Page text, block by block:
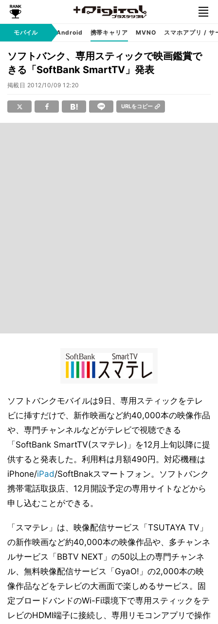
モバイル
iPhone Android 携帯キャリア MVNO スマホアプリ / サ
ソフトバンク、専用スティックで映画鑑賞で
きる「SoftBank SmartTV」発表
掲載日 2012/10/09 12:20
URLをコピー
ソフトバンクモバイルは9日、専用スティックをテレ
ビに挿すだけで、新作映画など約40,000本の映像作品
や、専門チャンネルなどがテレビで視聴できる
「SoftBank SmartTV(スマテレ)」を12月上旬以降に提
供すると発表した。利用料は月額490円。対応機種は
iPhone/iPad/SoftBnakスマートフォン。ソフトバンク
携帯電話取扱店、12月開設予定の専用サイトなどから
申し込むことができる。
「スマテレ」は、映像配信サービス「TSUTAYA TV」
の新作映画など約40,000本の映像作品や、多チャンネ
ルサービス「BBTV NEXT」の50以上の専門チャンネ
ル、無料映像配信サービス「GyaO!」の2,000本の映
像作品などをテレビの大画面で楽しめるサービス。固
定ブロードバンドのWi-Fi環境下で専用スティックをテ
レビのHDMI端子に接続し、専用リモコンアプリで操作